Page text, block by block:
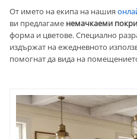
От името на екипа на нашия
ви предлагаме немачкаеми
форма и цветове. Специално
издържат на ежедневното
помогнат да вида на